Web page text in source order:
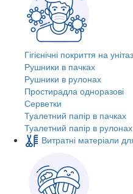
Гігієнічні покриття на унітаз
Рушники в пачках
Рушники в рулонах
Простирадла одноразові
Серветки
Туалетний папір в пачках
Туалетний папір в рулонах
Витратні матеріали